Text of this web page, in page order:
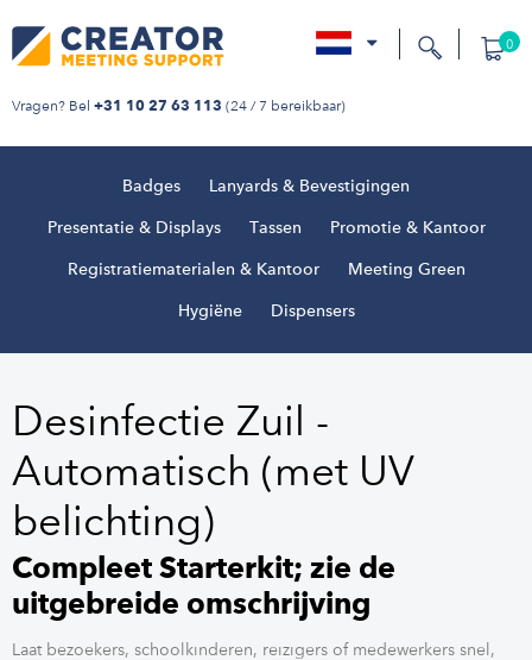
Vragen? Bel +31 10 27 63 113 (24 / 7 bereikbaar)
0
Badges Lanyards & Bevestigingen
Presentatie & Displays Tassen Promotie & Kantoor
Registratiematerialen & Kantoor Meeting Green
Hygiëne Dispensers
Desinfectie Zuil -
Automatisch (met UV
belichting)
Compleet Starterkit; zie de
uitgebreide omschrijving
Laat bezoekers, schoolkinderen, reizigers of medewerkers snel,